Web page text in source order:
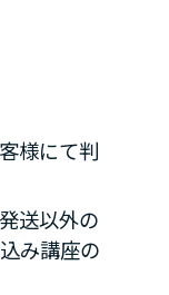
様にて判
送以外の
み講座の